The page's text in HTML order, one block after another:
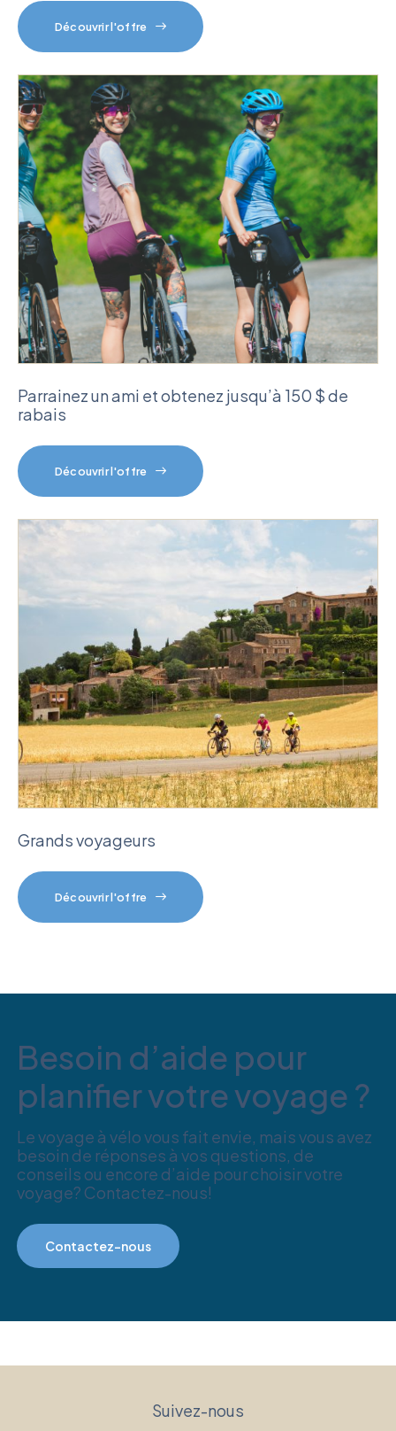
Découvrir l'offre
Parrainez un ami et obtenez jusqu’à 150 $ de
rabais
Découvrir l'offre
Grands voyageurs
Découvrir l'offre
Besoin d’aide pour
planifier votre voyage ?
Le voyage à vélo vous fait envie, mais vous avez
besoin de réponses à vos questions, de
conseils ou encore d’aide pour choisir votre
voyage? Contactez-nous!
Contactez-nous
Suivez-nous